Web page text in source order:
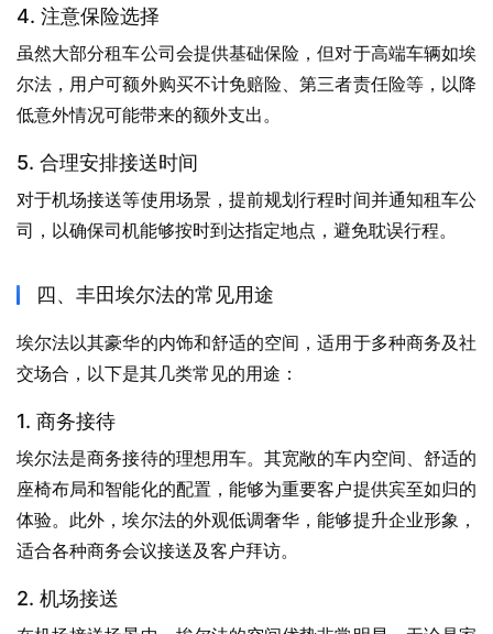
4. 注意保险选择
虽然大部分租车公司会提供基础保险，但对于高端车辆如埃
尔法，用户可额外购买不计免赔险、第三者责任险等，以降
低意外情况可能带来的额外支出。
5. 合理安排接送时间
对于机场接送等使用场景，提前规划行程时间并通知租车公
司，以确保司机能够按时到达指定地点，避免耽误行程。
四、丰田埃尔法的常见用途
埃尔法以其豪华的内饰和舒适的空间，适用于多种商务及社
交场合，以下是其几类常见的用途：
1. 商务接待
埃尔法是商务接待的理想用车。其宽敞的车内空间、舒适的
座椅布局和智能化的配置，能够为重要客户提供宾至如归的
体验。此外，埃尔法的外观低调奢华，能够提升企业形象，
适合各种商务会议接送及客户拜访。
2. 机场接送